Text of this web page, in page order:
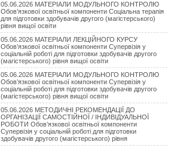
05.06.2026 МАТЕРІАЛИ МОДУЛЬНОГО КОНТРОЛЮ
Обов’язкової освітньої компоненти Соціальна терапія
для підготовки здобувачів другого (магістерського)
рівня вищої освіти
05.06.2026 МАТЕРІАЛИ ЛЕКЦІЙНОГО КУРСУ
Обов’язкової освітньої компоненти Супервізія у
соціальній роботі для підготовки здобувачів другого
(магістерського) рівня вищої освіти
05.06.2026 МАТЕРІАЛИ МОДУЛЬНОГО КОНТРОЛЮ
Обов’язкової освітньої компоненти Супервізія у
соціальній роботі для підготовки здобувачів другого
(магістерського) рівня вищої освіти
05.06.2026 МЕТОДИЧНІ РЕКОМЕНДАЦІЇ ДО
ОРГАНІЗАЦІЇ САМОСТІЙНОЇ / ІНДИВІДУАЛЬНОЇ
РОБОТИ Обов’язкової освітньої компоненти
Супервізія у соціальній роботі для підготовки
здобувачів другого (магістерського) рівня